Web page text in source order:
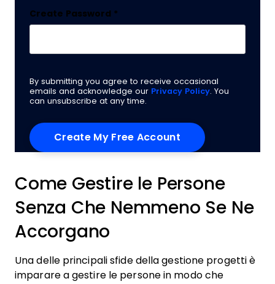
Create Password *
By submitting you agree to receive occasional
emails and acknowledge our Privacy Policy. You
can unsubscribe at any time.
Come Gestire le Persone
Senza Che Nemmeno Se Ne
Accorgano
Una delle principali sfide della gestione progetti è
imparare a gestire le persone in modo che